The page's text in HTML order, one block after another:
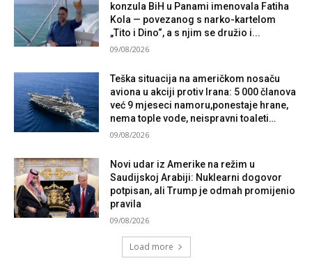
konzula BiH u Panami imenovala Fatiha
Kola — povezanog s narko-kartelom
„Tito i Dino“, a s njim se družio i...
09/08/2026
Teška situacija na američkom nosaču
aviona u akciji protiv Irana: 5 000 članova
već 9 mjeseci namoru,ponestaje hrane,
nema tople vode, neispravni toaleti…
09/08/2026
Novi udar iz Amerike na režim u
Saudijskoj Arabiji: Nuklearni dogovor
potpisan, ali Trump je odmah promijenio
pravila
09/08/2026
Load more